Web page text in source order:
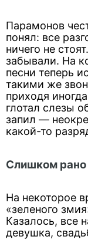
Парамонов
понял: все
ничего не
забывали. На
песни теперь
такими же
приходя
глотал слезы
запил —
какой-то
Слишком рано
На некоторое
«зеленого
Казалось, все
девушка,